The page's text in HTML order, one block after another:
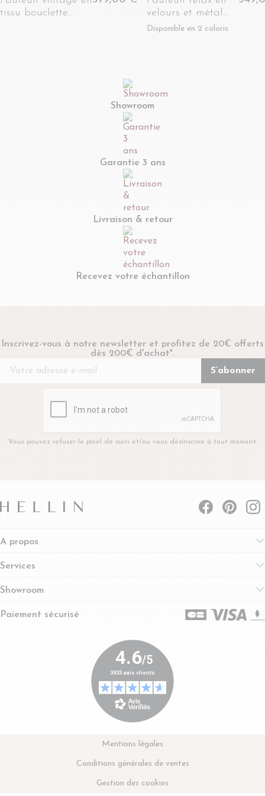
tissu bouclette
velours et métal
noir - LISBOA
Disponible en 2 coloris
Showroom
Garantie 3 ans
Livraison & retour
Recevez votre échantillon
Inscrivez-vous à notre newsletter et profitez de 20€ offerts
dès 200€ d'achat*.
Vous pouvez refuser le pixel de suivi et/ou vous désinscrire à tout moment.
A propos
Services
Showroom
Paiement sécurisé
Mentions légales
Conditions générales de ventes
Gestion des cookies